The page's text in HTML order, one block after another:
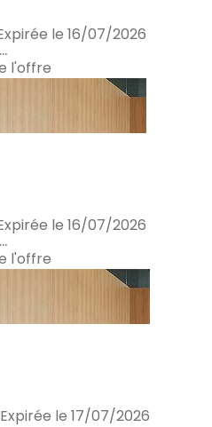
le 16/07/2026
l'offre
le 16/07/2026
l'offre
le 17/07/2026